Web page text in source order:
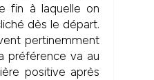
fin à laquelle on
dès le départ.
pertinemment
préférence va au
positive après